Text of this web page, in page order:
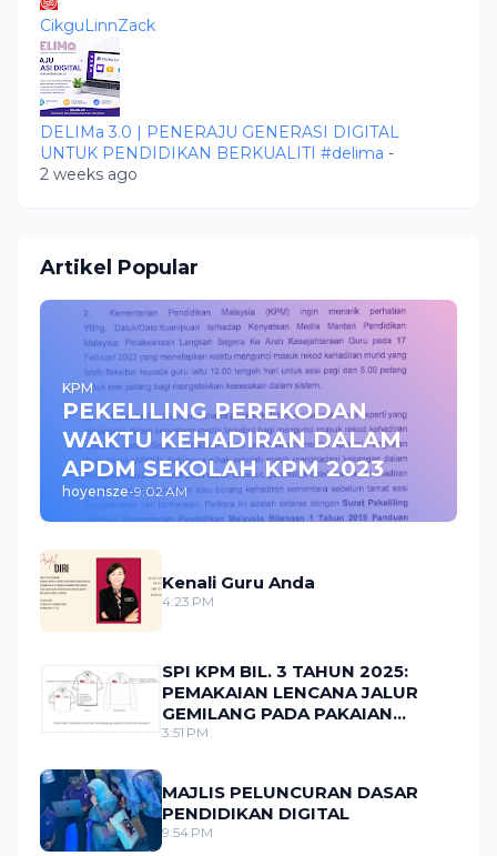
CikguLinnZack
DELIMa 3.0 | PENERAJU GENERASI DIGITAL
UNTUK PENDIDIKAN BERKUALITI #delima -
2 weeks ago
Artikel Popular
KPM
PEKELILING PEREKODAN
WAKTU KEHADIRAN DALAM
APDM SEKOLAH KPM 2023
hoyensze-9:02 AM
Kenali Guru Anda
4:23 PM
SPI KPM BIL. 3 TAHUN 2025:
PEMAKAIAN LENCANA JALUR
GEMILANG PADA PAKAIAN
SERAGAM MURID
3:51 PM
MAJLIS PELUNCURAN DASAR
PENDIDIKAN DIGITAL
9:54 PM